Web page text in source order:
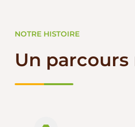
NOTRE HISTOIRE
Un